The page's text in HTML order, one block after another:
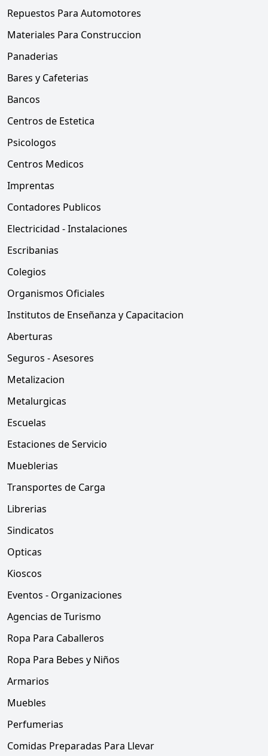
Repuestos Para Automotores
Materiales Para Construccion
Panaderias
Bares y Cafeterias
Bancos
Centros de Estetica
Psicologos
Centros Medicos
Imprentas
Contadores Publicos
Electricidad - Instalaciones
Escribanias
Colegios
Organismos Oficiales
Institutos de Enseñanza y Capacitacion
Aberturas
Seguros - Asesores
Metalizacion
Metalurgicas
Escuelas
Estaciones de Servicio
Mueblerias
Transportes de Carga
Librerias
Sindicatos
Opticas
Kioscos
Eventos - Organizaciones
Agencias de Turismo
Ropa Para Caballeros
Ropa Para Bebes y Niños
Armarios
Muebles
Perfumerias
Comidas Preparadas Para Llevar